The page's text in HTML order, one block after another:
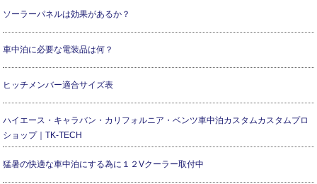
ソーラーパネルは効果があるか？
車中泊に必要な電装品は何？
ヒッチメンバー適合サイズ表
ハイエース・キャラバン・カリフォルニア・ベンツ車中泊カスタムカスタムプロ
ショップ｜TK-TECH
猛暑の快適な車中泊にする為に１２Vクーラー取付中